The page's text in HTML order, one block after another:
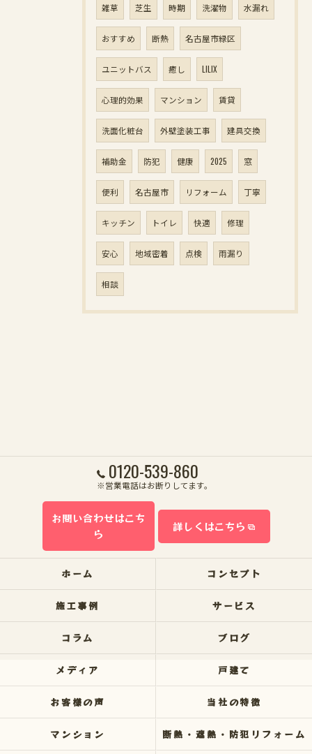
雑草 芝生 時期 洗濯物 水漏れ
おすすめ 断熱 名古屋市緑区
ユニットバス 癒し LILIX
心理的効果 マンション 賃貸
洗面化粧台 外壁塗装工事 建具交換
補助金 防犯 健康 2025 窓
便利 名古屋市 リフォーム 丁寧
キッチン トイレ 快適 修理
安心 地域密着 点検 雨漏り
相談
0120-539-860
※営業電話はお断りしてます。
お問い合わせはこち
ら
詳しくはこちら
ホーム コンセプト
施工事例 サービス
コラム ブログ
メディア 戸建て
お客様の声 当社の特徴
マンション 断熱・遮熱・防犯リフォーム